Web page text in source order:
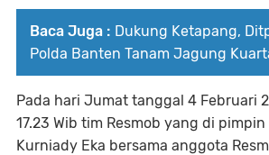
Baca Juga : Dukung Ketapang,
Polda Banten Tanam Jagung
Pada hari Jumat tanggal 4 Februari
17.23 Wib tim Resmob yang di pimpin
Kurniady Eka bersama anggota